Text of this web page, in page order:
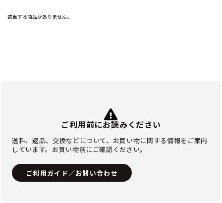
該当する商品がありません。
ご利用前にお読みください
送料、返品、交換などについて、お買い物に関する情報をご案内
しています。お買い物前にご確認ください。
ご利用ガイド／お問い合わせ